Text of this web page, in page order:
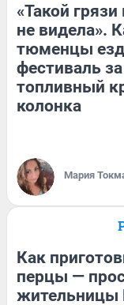
«Такой
не видела».
тюменцы
фестиваль
топливный
колонка
Мария
Как
перцы —
жительницы